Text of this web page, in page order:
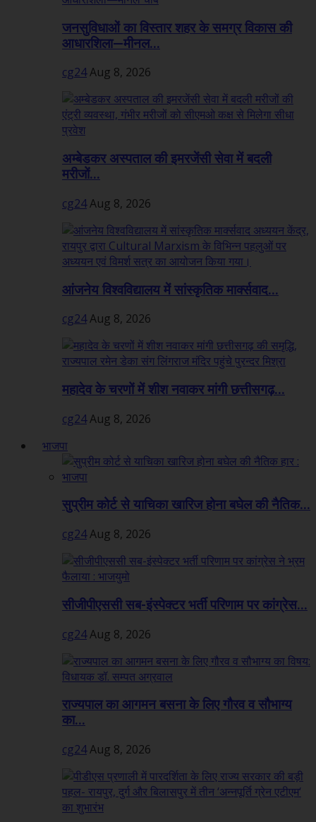
जनसुविधाओं का विस्तार शहर के समग्र विकास की
आधारशिला—मीनल...
cg24Aug 8, 2026
अम्बेडकर अस्पताल की इमरजेंसी सेवा में बदली
मरीजों...
cg24Aug 8, 2026
आंजनेय विश्वविद्यालय में सांस्कृतिक मार्क्सवाद...
cg24Aug 8, 2026
महादेव के चरणों में शीश नवाकर मांगी छत्तीसगढ़...
cg24Aug 8, 2026
भाजपा
सुप्रीम कोर्ट से याचिका खारिज होना बघेल की नैतिक...
cg24Aug 8, 2026
सीजीपीएससी सब-इंस्पेक्टर भर्ती परिणाम पर कांग्रेस...
cg24Aug 8, 2026
राज्यपाल का आगमन बसना के लिए गौरव व सौभाग्य
का...
cg24Aug 8, 2026